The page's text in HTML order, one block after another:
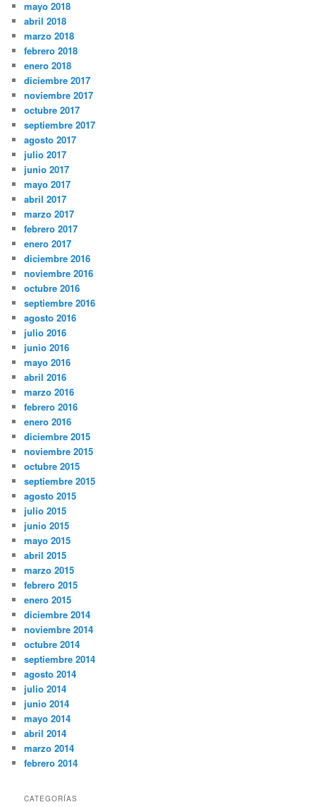
mayo 2018
abril 2018
marzo 2018
febrero 2018
enero 2018
diciembre 2017
noviembre 2017
octubre 2017
septiembre 2017
agosto 2017
julio 2017
junio 2017
mayo 2017
abril 2017
marzo 2017
febrero 2017
enero 2017
diciembre 2016
noviembre 2016
octubre 2016
septiembre 2016
agosto 2016
julio 2016
junio 2016
mayo 2016
abril 2016
marzo 2016
febrero 2016
enero 2016
diciembre 2015
noviembre 2015
octubre 2015
septiembre 2015
agosto 2015
julio 2015
junio 2015
mayo 2015
abril 2015
marzo 2015
febrero 2015
enero 2015
diciembre 2014
noviembre 2014
octubre 2014
septiembre 2014
agosto 2014
julio 2014
junio 2014
mayo 2014
abril 2014
marzo 2014
febrero 2014
CATEGORÍAS